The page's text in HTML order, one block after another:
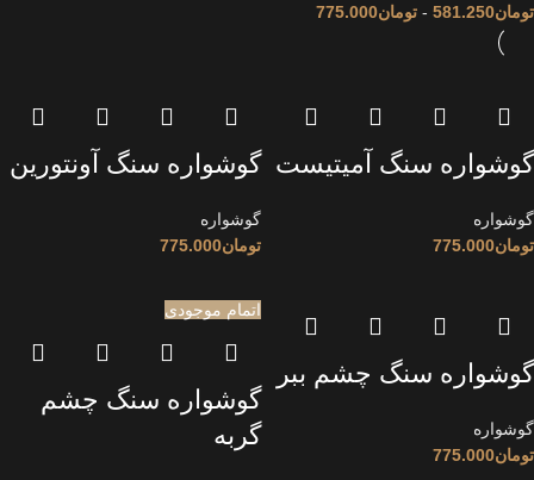
تومان581.250
- تومان775.000
گوشواره سنگ آمیتیست
گوشواره
تومان775.000
گوشواره سنگ آونتورین
گوشواره
تومان775.000
گوشواره سنگ چشم ببر
گوشواره
تومان775.000
اتمام موجودی
گوشواره سنگ چشم
گربه